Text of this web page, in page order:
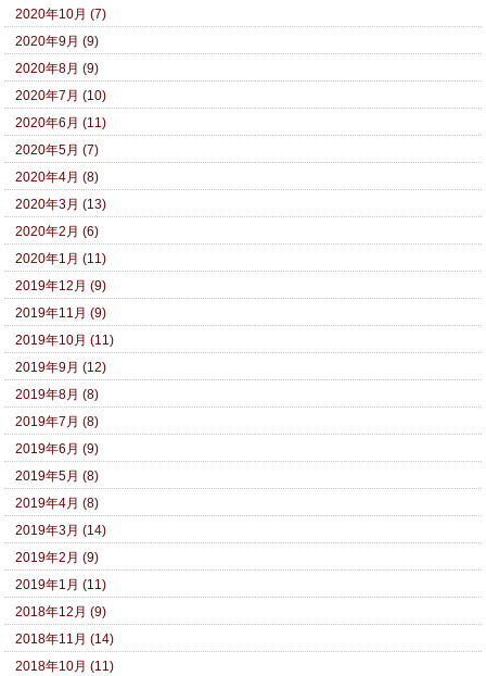
2020年10月 (7)
2020年9月 (9)
2020年8月 (9)
2020年7月 (10)
2020年6月 (11)
2020年5月 (7)
2020年4月 (8)
2020年3月 (13)
2020年2月 (6)
2020年1月 (11)
2019年12月 (9)
2019年11月 (9)
2019年10月 (11)
2019年9月 (12)
2019年8月 (8)
2019年7月 (8)
2019年6月 (9)
2019年5月 (8)
2019年4月 (8)
2019年3月 (14)
2019年2月 (9)
2019年1月 (11)
2018年12月 (9)
2018年11月 (14)
2018年10月 (11)